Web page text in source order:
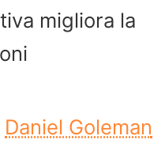
migliora la
Daniel Goleman